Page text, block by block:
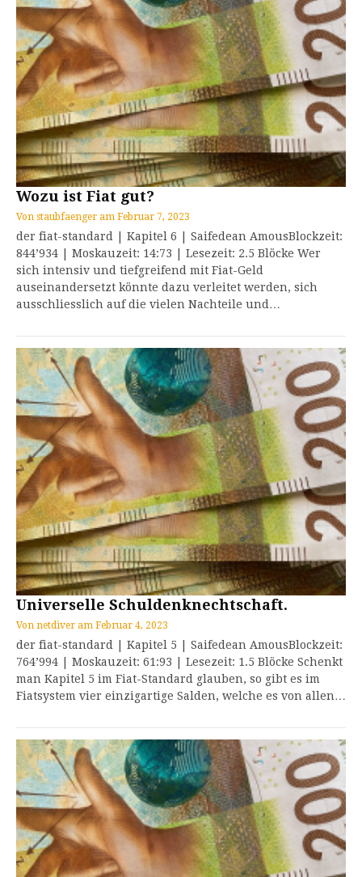
Wozu ist Fiat gut?
Von staubfaenger am Februar 7, 2023
der fiat-standard | Kapitel 6 | Saifedean AmousBlockzeit:
844’934 | Moskauzeit: 14:73 | Lesezeit: 2.5 Blöcke Wer
sich intensiv und tiefgreifend mit Fiat-Geld
auseinandersetzt könnte dazu verleitet werden, sich
ausschliesslich auf die vielen Nachteile und…
Universelle Schuldenknechtschaft.
Von netdiver am Februar 4, 2023
der fiat-standard | Kapitel 5 | Saifedean AmousBlockzeit:
764’994 | Moskauzeit: 61:93 | Lesezeit: 1.5 Blöcke Schenkt
man Kapitel 5 im Fiat-Standard glauben, so gibt es im
Fiatsystem vier einzigartige Salden, welche es von allen…